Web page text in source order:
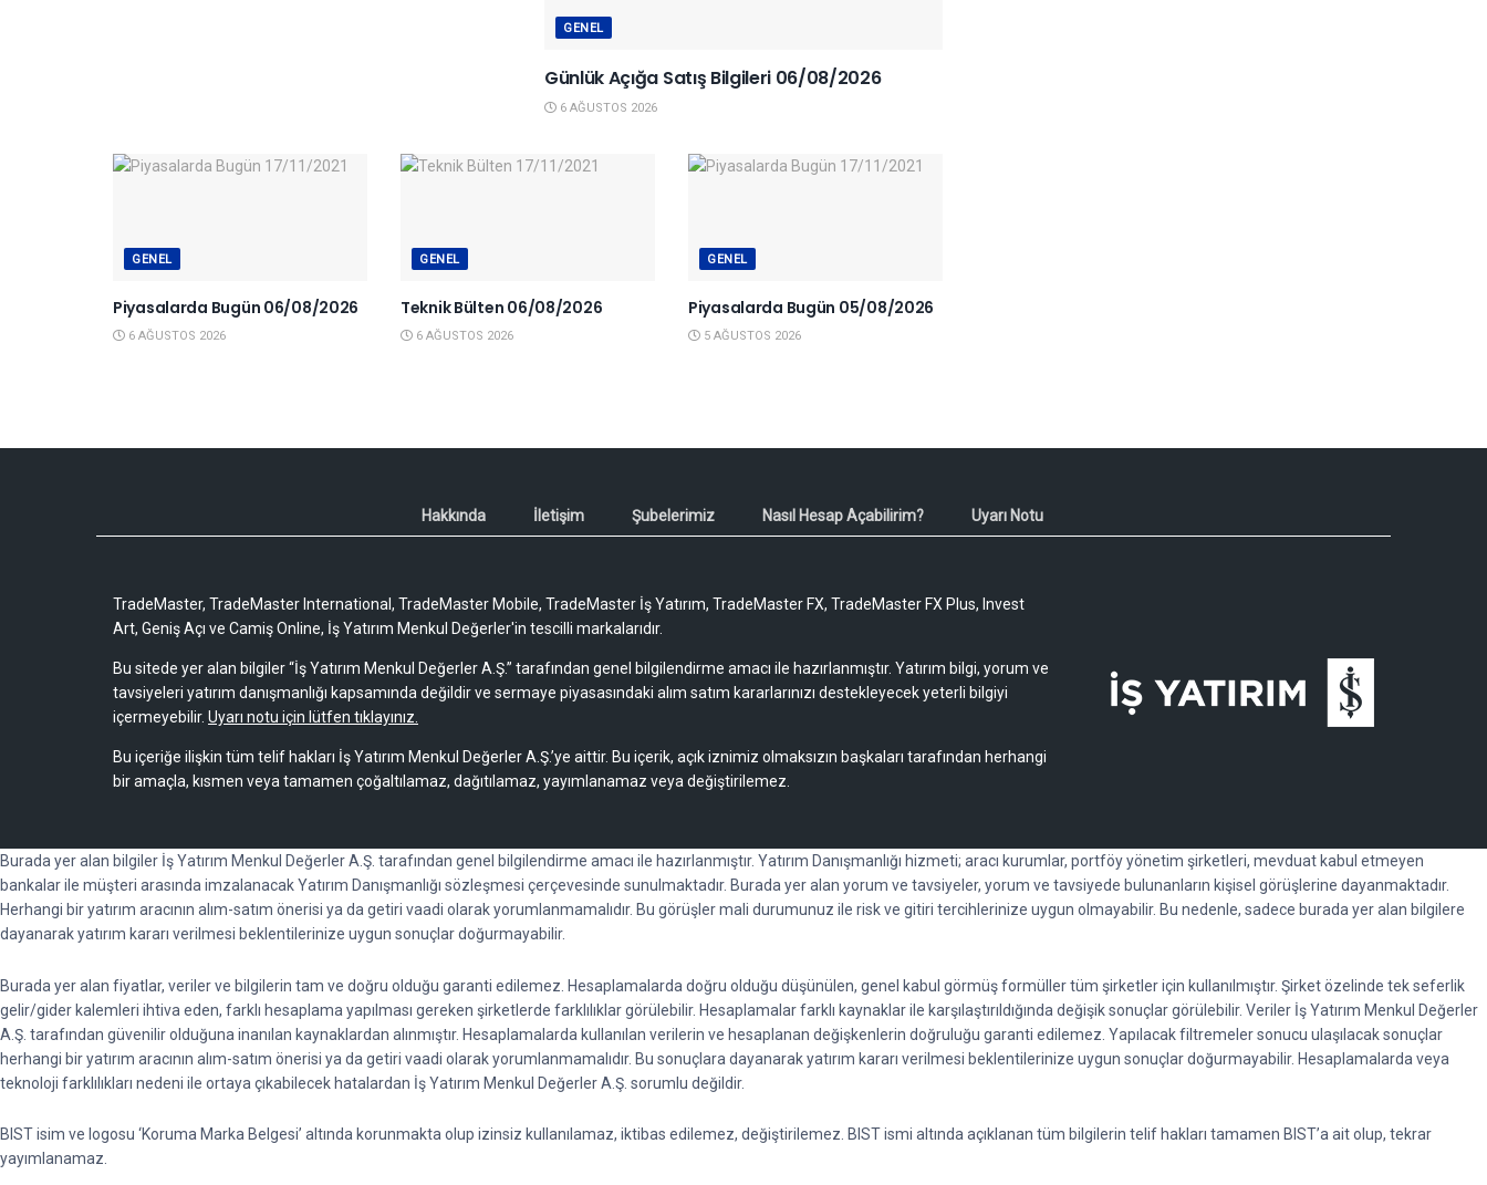
GENEL
Günlük Açığa Satış Bilgileri 06/08/2026
6 AĞUSTOS 2026
GENEL
Piyasalarda Bugün 06/08/2026
6 AĞUSTOS 2026
GENEL
Teknik Bülten 06/08/2026
6 AĞUSTOS 2026
GENEL
Piyasalarda Bugün 05/08/2026
5 AĞUSTOS 2026
Hakkında İletişim Şubelerimiz Nasıl Hesap Açabilirim? Uyarı Notu
TradeMaster, TradeMaster International, TradeMaster Mobile, TradeMaster İş Yatırım, TradeMaster FX, TradeMaster FX Plus, Invest
Art, Geniş Açı ve Camiş Online, İş Yatırım Menkul Değerler'in tescilli markalarıdır.
Bu sitede yer alan bilgiler “İş Yatırım Menkul Değerler A.Ş.” tarafından genel bilgilendirme amacı ile hazırlanmıştır. Yatırım bilgi, yorum ve
tavsiyeleri yatırım danışmanlığı kapsamında değildir ve sermaye piyasasındaki alım satım kararlarınızı destekleyecek yeterli bilgiyi
içermeyebilir. Uyarı notu için lütfen tıklayınız.
Bu içeriğe ilişkin tüm telif hakları İş Yatırım Menkul Değerler A.Ş.’ye aittir. Bu içerik, açık iznimiz olmaksızın başkaları tarafından herhangi
bir amaçla, kısmen veya tamamen çoğaltılamaz, dağıtılamaz, yayımlanamaz veya değiştirilemez.
Burada yer alan bilgiler İş Yatırım Menkul Değerler A.Ş. tarafından genel bilgilendirme amacı ile hazırlanmıştır. Yatırım Danışmanlığı hizmeti; aracı kurumlar, portföy yönetim şirketleri, mevduat kabul etmeyen
bankalar ile müşteri arasında imzalanacak Yatırım Danışmanlığı sözleşmesi çerçevesinde sunulmaktadır. Burada yer alan yorum ve tavsiyeler, yorum ve tavsiyede bulunanların kişisel görüşlerine dayanmaktadır.
Herhangi bir yatırım aracının alım-satım önerisi ya da getiri vaadi olarak yorumlanmamalıdır. Bu görüşler mali durumunuz ile risk ve gitiri tercihlerinize uygun olmayabilir. Bu nedenle, sadece burada yer alan bilgilere
dayanarak yatırım kararı verilmesi beklentilerinize uygun sonuçlar doğurmayabilir.
Burada yer alan fiyatlar, veriler ve bilgilerin tam ve doğru olduğu garanti edilemez. Hesaplamalarda doğru olduğu düşünülen, genel kabul görmüş formüller tüm şirketler için kullanılmıştır. Şirket özelinde tek seferlik
gelir/gider kalemleri ihtiva eden, farklı hesaplama yapılması gereken şirketlerde farklılıklar görülebilir. Hesaplamalar farklı kaynaklar ile karşılaştırıldığında değişik sonuçlar görülebilir. Veriler İş Yatırım Menkul Değerler
A.Ş. tarafından güvenilir olduğuna inanılan kaynaklardan alınmıştır. Hesaplamalarda kullanılan verilerin ve hesaplanan değişkenlerin doğruluğu garanti edilemez. Yapılacak filtremeler sonucu ulaşılacak sonuçlar
herhangi bir yatırım aracının alım-satım önerisi ya da getiri vaadi olarak yorumlanmamalıdır. Bu sonuçlara dayanarak yatırım kararı verilmesi beklentilerinize uygun sonuçlar doğurmayabilir. Hesaplamalarda veya
teknoloji farklılıkları nedeni ile ortaya çıkabilecek hatalardan İş Yatırım Menkul Değerler A.Ş. sorumlu değildir.
BIST isim ve logosu ‘Koruma Marka Belgesi’ altında korunmakta olup izinsiz kullanılamaz, iktibas edilemez, değiştirilemez. BIST ismi altında açıklanan tüm bilgilerin telif hakları tamamen BIST’a ait olup, tekrar
yayımlanamaz.